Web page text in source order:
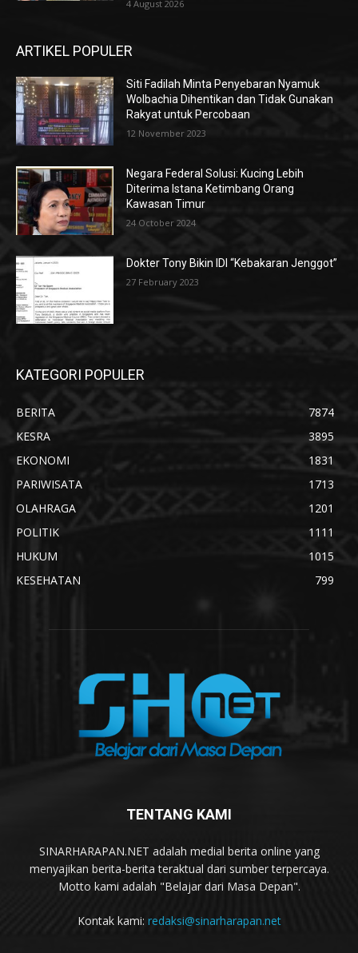
4 August 2026
ARTIKEL POPULER
Siti Fadilah Minta Penyebaran Nyamuk
Wolbachia Dihentikan dan Tidak Gunakan
Rakyat untuk Percobaan
12 November 2023
Negara Federal Solusi: Kucing Lebih
Diterima Istana Ketimbang Orang
Kawasan Timur
24 October 2024
Dokter Tony Bikin IDI “Kebakaran Jenggot”
27 February 2023
KATEGORI POPULER
BERITA
7874
KESRA
3895
EKONOMI
1831
PARIWISATA
1713
OLAHRAGA
1201
POLITIK
1111
HUKUM
1015
KESEHATAN
799
TENTANG KAMI
SINARHARAPAN.NET adalah medial berita online yang
menyajikan berita-berita teraktual dari sumber terpercaya.
Motto kami adalah "Belajar dari Masa Depan".
Kontak kami: redaksi@sinarharapan.net